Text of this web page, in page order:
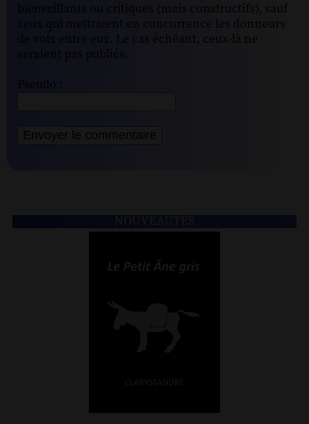
bienveillants ou critiques (mais constructifs), sauf
ceux qui mettraient en concurrence les donneurs
de voix entre eux. Le cas échéant, ceux-là ne
seraient pas publiés.
Pseudo :